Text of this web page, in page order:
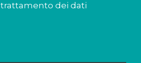
trattamento dei dati